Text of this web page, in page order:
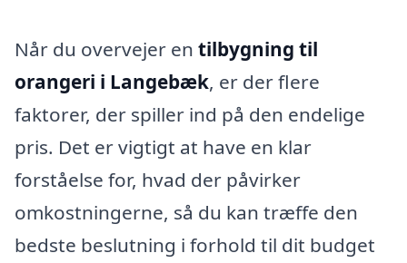
Når du overvejer en tilbygning til
orangeri i Langebæk, er der flere
faktorer, der spiller ind på den endelige
pris. Det er vigtigt at have en klar
forståelse for, hvad der påvirker
omkostningerne, så du kan træffe den
bedste beslutning i forhold til dit budget